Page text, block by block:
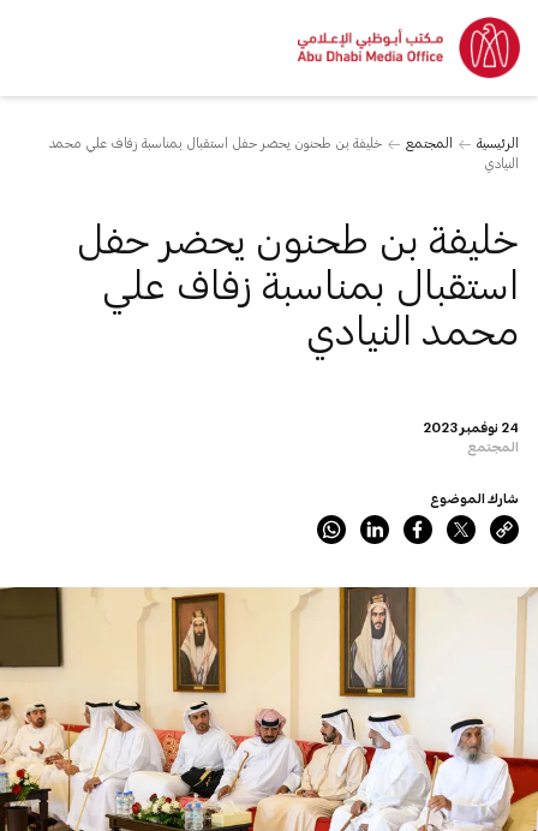
الرئيسية المجتمع
خليفة بن طحنون يحضر حفل استقبال بمناسبة زفاف علي محمد
النيادي
24 نوفمبر 2023
المجتمع
خليفة بن طحنون يحضر حفل
استقبال بمناسبة زفاف علي
محمد النيادي
شارك الموضوع